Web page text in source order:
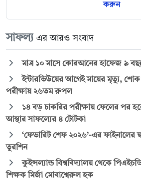
করুন
সাফল্য এর আরও সংবাদ
মাত্র ১০ মাসে কোরআনের হাফেজ ৯
ইন্টারভিউয়ের আগেই মায়ের মৃত্যু, শোক
পরীক্ষায় ২৬তম রুপল
১৪ বড় চাকরির পরীক্ষায় ফেলের পর
আস্থার সাফল্যের ৪ টোটকা
‘ফেভারিট শেফ ২০২৬’-এর ফাইনালের
তুরশিন
কুইন্সল্যান্ড বিশ্ববিদ্যালয় থেকে
শিক্ষক মির্জা মোবাশ্বেরুল হক